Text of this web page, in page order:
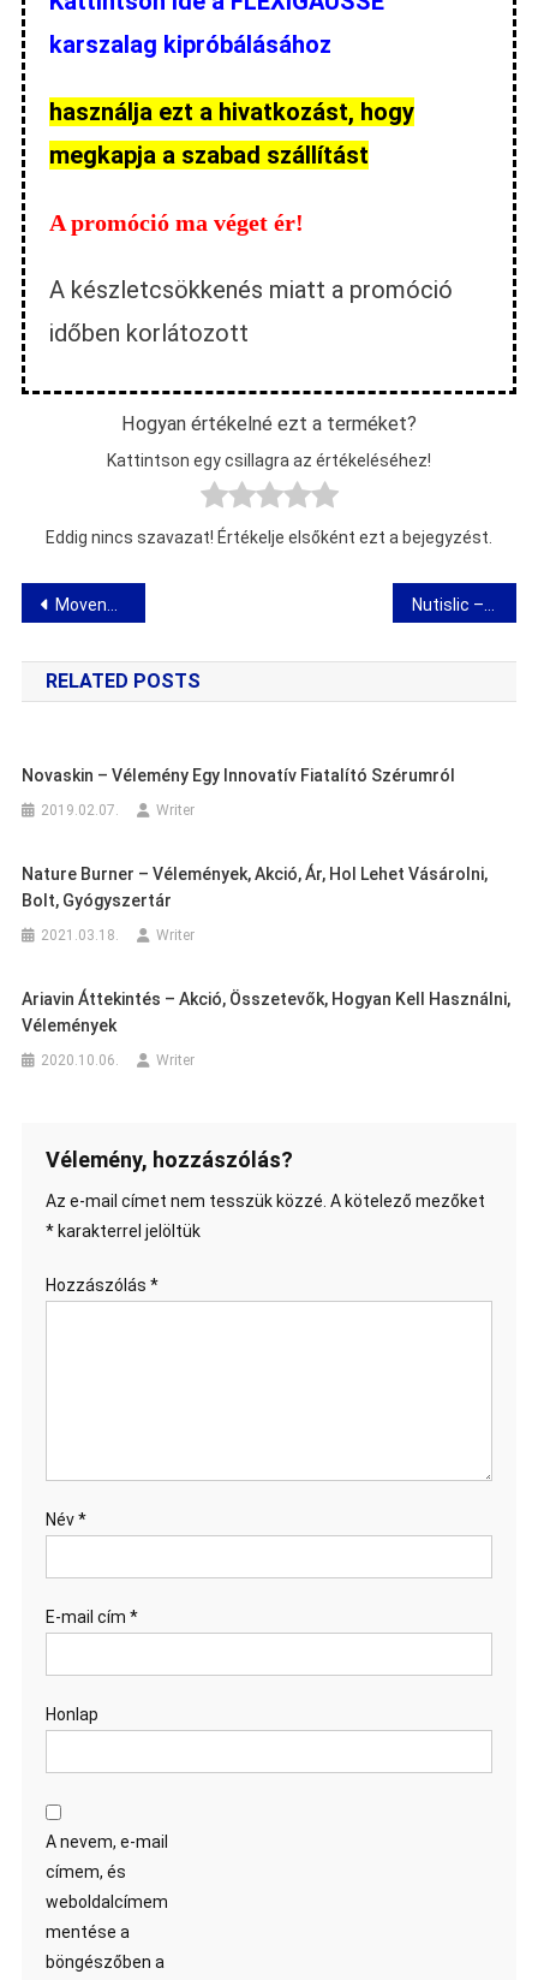
karszalag kipróbálásához
használja ezt a hivatkozást, hogy
megkapja a szabad szállítást
A promóció ma véget ér!
A készletcsökkenés miatt a promóció
időben korlátozott
Hogyan értékelné ezt a terméket?
Kattintson egy csillagra az értékeléséhez!
Eddig nincs szavazat! Értékelje elsőként ezt a bejegyzést.
Bejegyzés
navigáció
Movenol – vélemény a zsákokról a közös regenerációhoz
RELATED POSTS
Novaskin – Vélemény Egy Innovatív Fiatalító Szérumról
2019.02.07. Writer
Nature Burner – Vélemények, Akció, Ár, Hol Lehet Vásárolni,
Bolt, Gyógyszertár
2021.03.18. Writer
Ariavin Áttekintés – Akció, Összetevők, Hogyan Kell Használni,
Vélemények
2020.10.06. Writer
Vélemény, hozzászólás?
Az e-mail címet nem tesszük közzé. A kötelező mezőket
*karakterrel jelöltük
Hozzászólás *
Név*
E-mail cím *
Honlap
A nevem, e-mail
címem, és
weboldalcímem
mentése a
böngészőben a